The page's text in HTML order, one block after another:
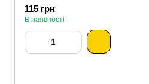
115 грн
В наявності